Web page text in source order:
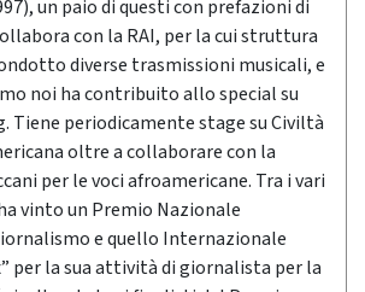
un paio di questi con prefazioni di
con la RAI, per la cui struttura
diverse trasmissioni musicali, e
noi ha contribuito allo special su
Tiene periodicamente stage su Civiltà
oltre a collaborare con la
per le voci afroamericane. Tra i vari
vinto un Premio Nazionale
e quello Internazionale
per la sua attività di giornalista per la